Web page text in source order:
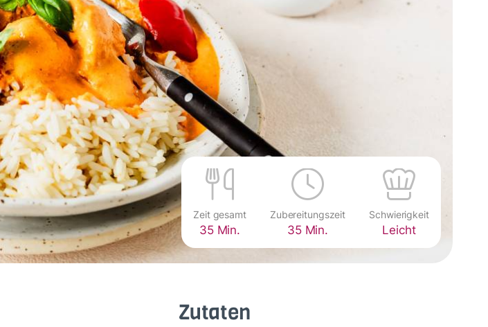
Zeit gesamt
35 Min.
Zubereitungszeit
35 Min.
Schwierigkeit
Leicht
Zutaten